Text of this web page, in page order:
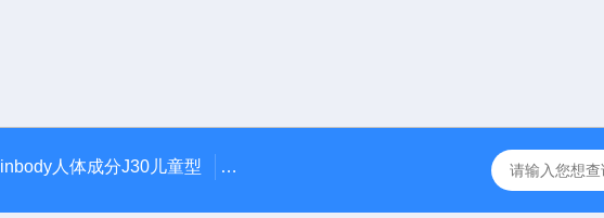
inbody人体成分J30儿童型 5900型美国DJO吞咽障碍神经和肌肉刺激理疗仪